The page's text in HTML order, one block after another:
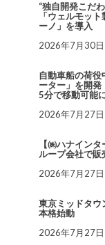
“独自開発こだ
「ウェルモッ
ーノ」を導入
2026年7月30日
自動車船の荷
ーター」を開発
5分で移動可能
2026年7月27日
【㈱ハナイン
ループ会社で販
2026年7月27日
東京ミッドタウ
本格始動
2026年7月27日